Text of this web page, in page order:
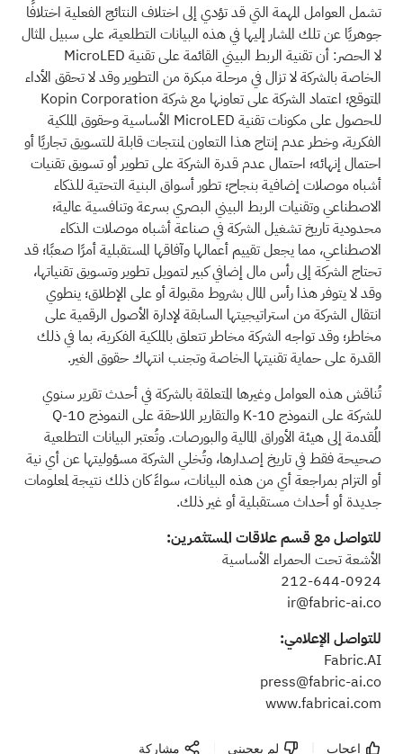
تشمل العوامل المهمة التي قد تؤدي إلى اختلاف النتائج الفعلية اختلافًا
جوهريًا عن تلك المشار إليها في هذه البيانات التطلعية، على سبيل المثال
لا الحصر: أن تقنية الربط البيني القائمة على تقنية MicroLED
الخاصة بالشركة لا تزال في مرحلة مبكرة من التطوير وقد لا تحقق الأداء
المتوقع؛ اعتماد الشركة على تعاونها مع شركة Kopin Corporation
للحصول على مكونات تقنية MicroLED الأساسية وحقوق الملكية
الفكرية، وخطر عدم إنتاج هذا التعاون لمنتجات قابلة للتسويق تجاريًا أو
احتمال إنهائه؛ احتمال عدم قدرة الشركة على تطوير أو تسويق تقنيات
أشباه موصلات إضافية بنجاح؛ تطور أسواق البنية التحتية للذكاء
الاصطناعي وتقنيات الربط البيني البصري بسرعة وتنافسية عالية؛
محدودية تاريخ تشغيل الشركة في صناعة أشباه موصلات الذكاء
الاصطناعي، مما يجعل تقييم أعمالها وآفاقها المستقبلية أمرًا صعبًا؛ قد
تحتاج الشركة إلى رأس مال إضافي كبير لتمويل تطوير وتسويق تقنياتها،
وقد لا يتوفر هذا رأس المال بشروط مقبولة أو على الإطلاق؛ ينطوي
انتقال الشركة من استراتيجيتها السابقة لإدارة الأصول الرقمية على
مخاطر؛ وقد تواجه الشركة مخاطر تتعلق بالملكية الفكرية، بما في ذلك
القدرة على حماية تقنيتها الخاصة وتجنب انتهاك حقوق الغير.
تُناقش هذه العوامل وغيرها المتعلقة بالشركة في أحدث تقرير سنوي
للشركة على النموذج 10-K والتقارير اللاحقة على النموذج 10-Q
المُقدمة إلى هيئة الأوراق المالية والبورصات. وتُعتبر البيانات التطلعية
صحيحة فقط في تاريخ إصدارها، وتُخلي الشركة مسؤوليتها عن أي نية
أو التزام بمراجعة أي من هذه البيانات، سواءً كان ذلك نتيجة لمعلومات
جديدة أو أحداث مستقبلية أو غير ذلك.
للتواصل مع قسم علاقات المستثمرين:
الأشعة تحت الحمراء الأساسية
212-644-0924
ir@fabric-ai.co
للتواصل الإعلامي:
Fabric.AI
press@fabric-ai.co
www.fabricai.com
إعجاب لم يعجبنى مشاركة